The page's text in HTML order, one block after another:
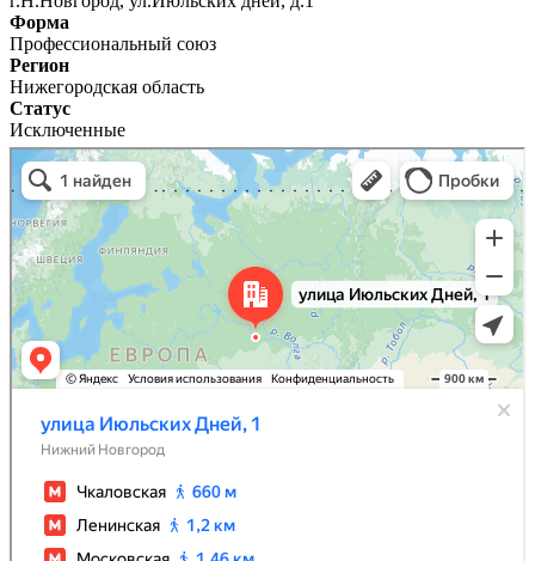
Форма
Профессиональный союз
Регион
Нижегородская область
Статус
Исключенные